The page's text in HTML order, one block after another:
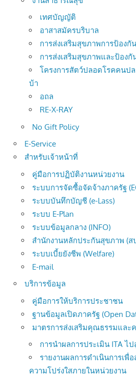
เทศบัญญัติ
อาสาสมัครบริบาล
การส่งเสริมสุขภาพการป้อง
การส่งเสริมสุขภาพและป้อง
โครงการสัตว์ปลอดโรคคนป
บ้า
อถล
RE-X-RAY
No Gift Policy
E-Service
สำหรับเจ้าหน้าที่
คู่มือการปฏิบัติงานหน่วยงาน
ระบบการจัดซื้อจัดจ้างภาครัฐ
ระบบบันทึกบัญชี (e-Lass)
ระบบ E-Plan
ระบบข้อมูลกลาง (INFO)
สำนักงานหลักประกันสุขภาพ (ส
ระบบเบี้ยยังชีพ (Welfare)
E-mail
บริการข้อมูล
คู่มือการให้บริการประชาชน
ฐานข้อมูลเปิดภาครัฐ (Open
มาตรการส่งเสริมคุณธรรมและ
การนำผลการประเมิน ITA ไ
รายงานผลการดำเนินการเพื่
ความโปร่งใสภายในหน่วยงาน